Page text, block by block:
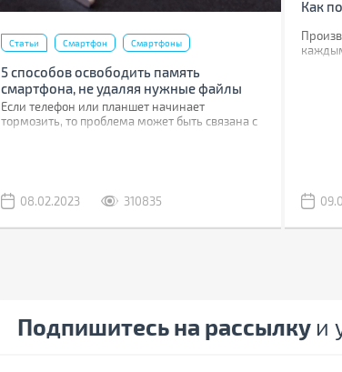
Статьи Смартфон Смартфоны
5 способов освободить память
смартфона, не удаляя нужные файлы
Если телефон или планшет начинает
тормозить, то проблема может быть связана с
08.02.2023 310835
Как
Подпишитесь на рассылку и